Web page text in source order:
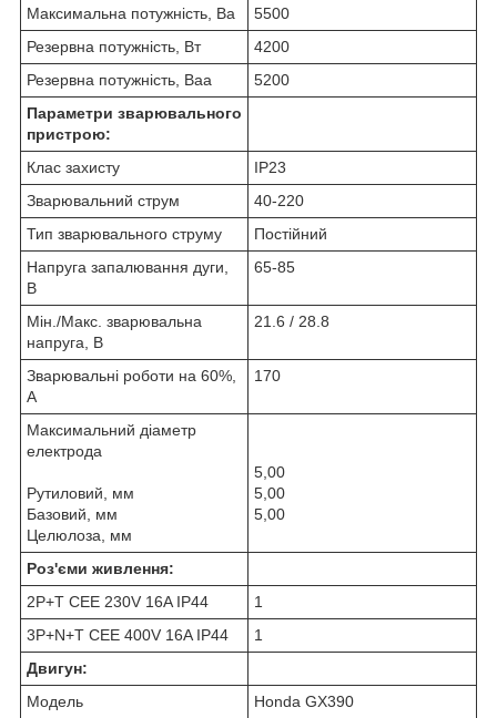
Максимальна потужність, Ва
5500
Резервна потужність, Вт
4200
Резервна потужність, Ваа
5200
Параметри зварювального
пристрою:
Клас захисту
IP23
Зварювальний струм
40-220
Тип зварювального струму
Постійний
Напруга запалювання дуги,
В
65-85
Мін./Макс. зварювальна
напруга, В
21.6 / 28.8
Зварювальні роботи на 60%,
A
170
Максимальний діаметр
електрода
Рутиловий, мм
Базовий, мм
Целюлоза, мм
5,00
5,00
5,00
Роз'єми живлення:
2P+T CEE 230V 16A IP44
1
3P+N+T CEE 400V 16A IP44
1
Двигун:
Модель
Honda GX390